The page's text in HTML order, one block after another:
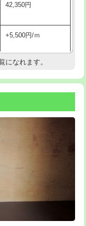
11,000円
33,000円
+8,800円
11,000円~
55,000円
42,350円
+5,500円/ｍ
現地調査
33,000円
8,800円
11,000円
になれます。